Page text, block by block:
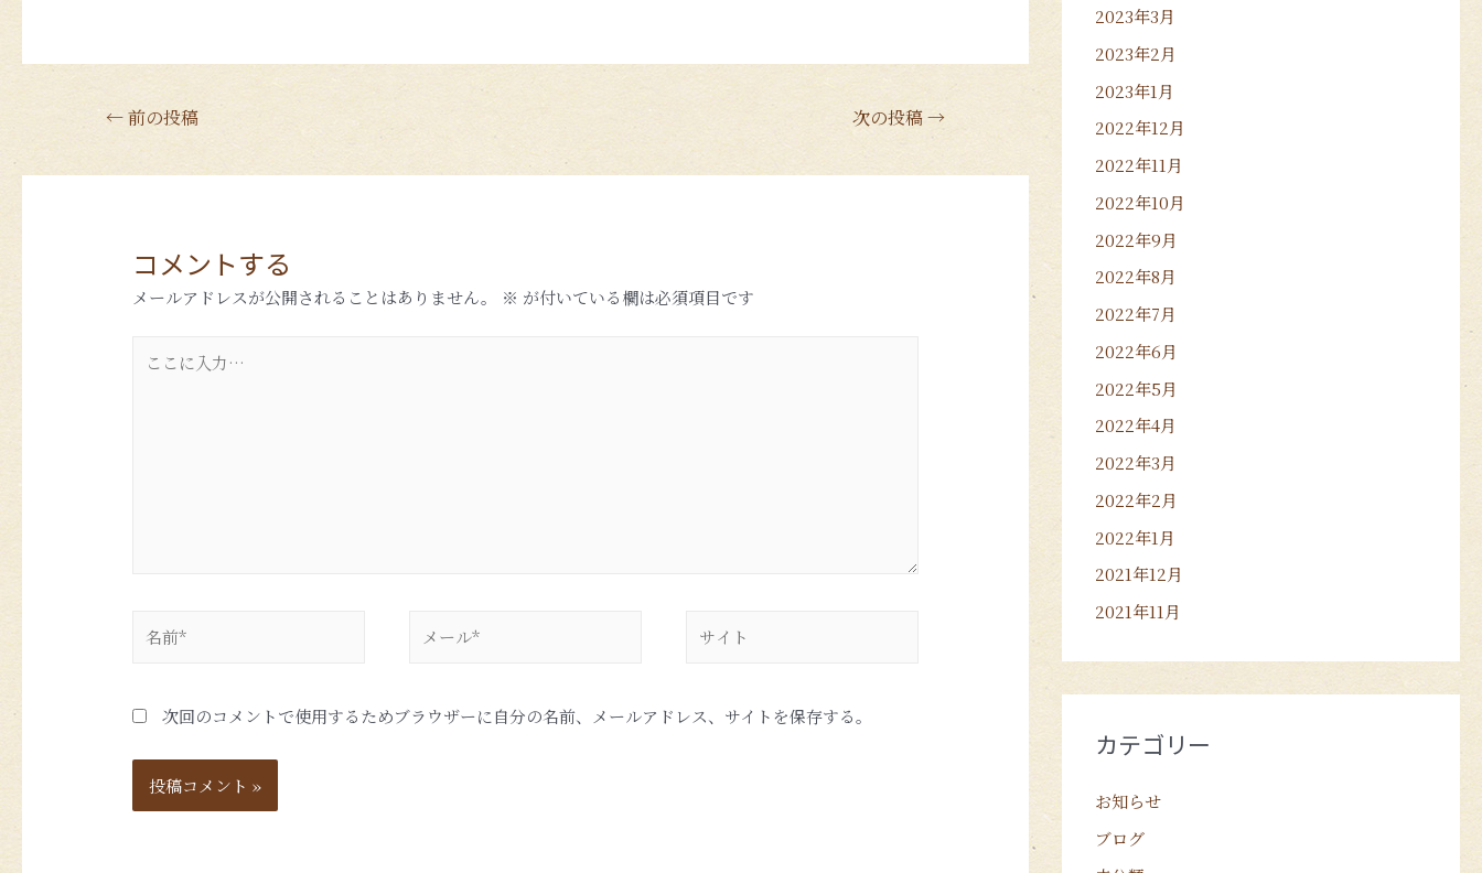
←前の投稿 次の投稿→
コメントする
メールアドレスが公開されることはありません。 ※ が付いている欄は必須項目です
次回のコメントで使用するためブラウザーに自分の名前、メールアドレス、サイトを保存する。
2023年3月
2023年2月
2023年1月
2022年12月
2022年11月
2022年10月
2022年9月
2022年8月
2022年7月
2022年6月
2022年5月
2022年4月
2022年3月
2022年2月
2022年1月
2021年12月
2021年11月
カテゴリー
お知らせ
ブログ